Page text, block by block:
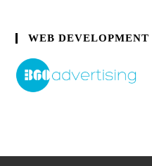
WEB DEVELOPMENT